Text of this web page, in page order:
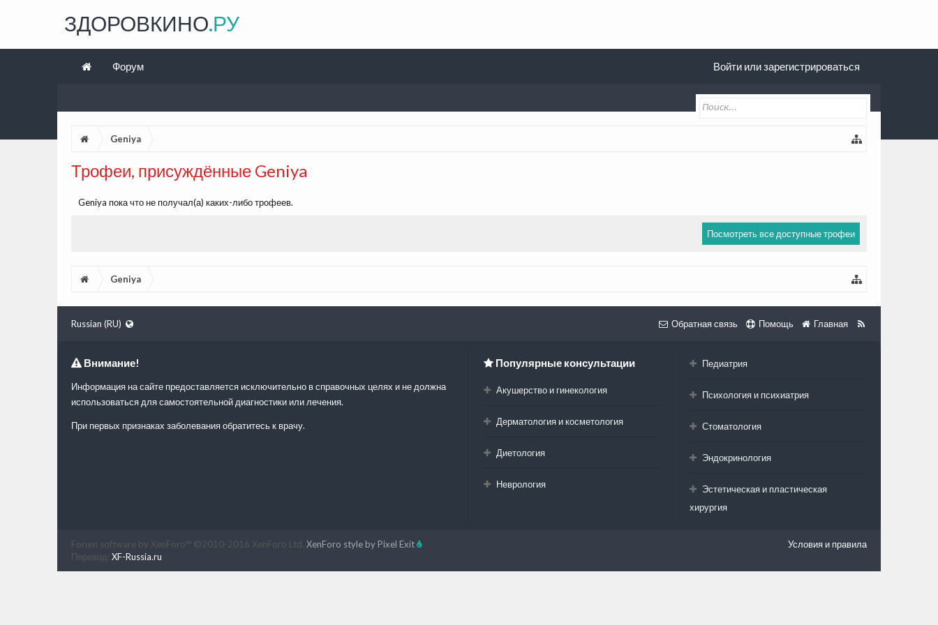
Geniya
Трофеи, присуждённые Geniya
Geniya пока что не получал(а) каких-либо трофеев.
Посмотреть все доступные трофеи
Geniya
ЗДОРОВКИНО.РУ
Форум Войти или зарегистрироваться
Russian (RU) Обратная связь Помощь Главная
Внимание!
Информация на сайте предоставляется исключительно в справочных целях и не должна
использоваться для самостоятельной диагностики или лечения.
При первых признаках заболевания обратитесь к врачу.
Популярные консультации
Акушерство и гинекология
Дерматология и косметология
Диетология
Неврология
Педиатрия
Психология и психиатрия
Стоматология
Эндокринология
Эстетическая и пластическая
хирургия
Условия и правила
Forum software by XenForo™ ©2010-2016 XenForo Ltd. XenForo style by Pixel Exit
Перевод: XF-Russia.ru